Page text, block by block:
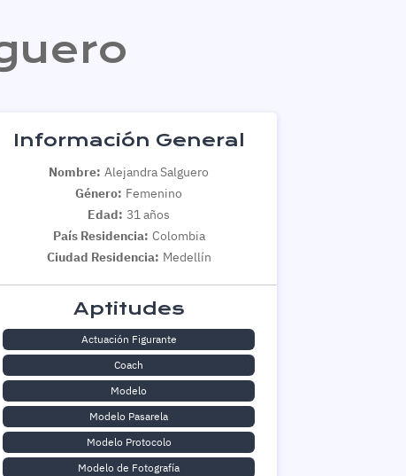
Información General
Nombre: Alejandra Salguero
Género: Femenino
Edad: 31 años
País Residencia: Colombia
Ciudad Residencia: Medellín
Aptitudes
Actuación Figurante
Coach
Modelo
Modelo Pasarela
Modelo Protocolo
Modelo de Fotografía